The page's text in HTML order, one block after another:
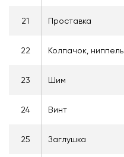
21 Проставка
22 Колпачок, ниппель
23 Шим
24 Винт
25 Заглушка